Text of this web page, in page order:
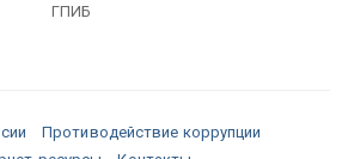
ГПИБ
Противодействие коррупции